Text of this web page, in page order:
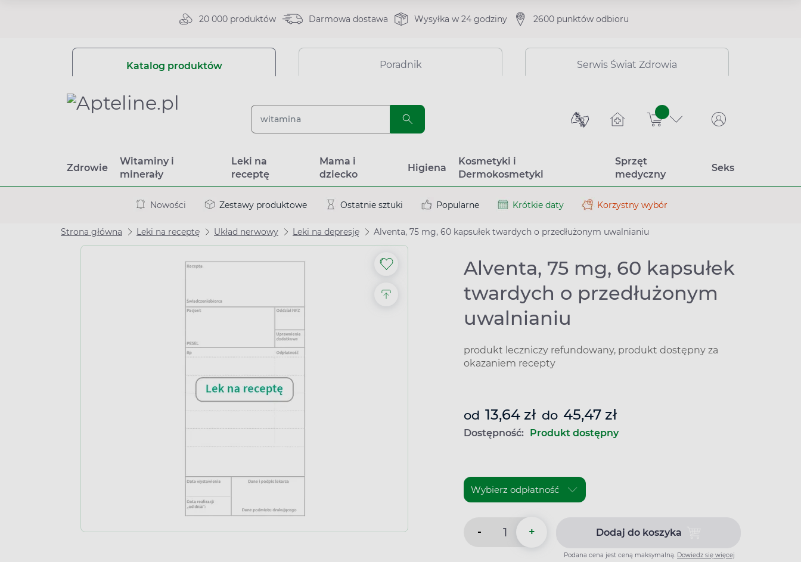
20 000 produktów Darmowa dostawa Wysyłka w 24 godziny 2600 punktów odbioru
Katalog produktów Poradnik Serwis Świat Zdrowia
sztuk
Zdrowie
Witaminy i
minerały
Leki na
receptę
Mama i
dziecko
Higiena
Kosmetyki i
Dermokosmetyki
Sprzęt
medyczny
Seks
Nowości Zestawy produktowe Ostatnie sztuki Popularne Krótkie daty Korzystny wybór
Strona główna Leki na receptę Układ nerwowy Leki na depresję Alventa, 75 mg, 60 kapsułek twardych o przedłużonym uwalnianiu
Alventa, 75 mg, 60 kapsułek
twardych o przedłużonym
uwalnianiu
produkt leczniczy refundowany, produkt dostępny za
okazaniem recepty
od 13,64 zł do 45,47 zł
Dostępność: Produkt dostępny
- + Dodaj do koszykaDodaj do koszyka Alventa, 75
Podana cena jest ceną maksymalną. Dowiedz się więcej